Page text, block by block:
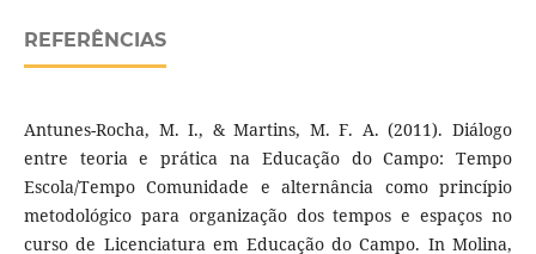
REFERÊNCIAS
Antunes-Rocha, M. I., & Martins, M. F. A. (2011). Diálogo
entre teoria e prática na Educação do Campo: Tempo
Escola/Tempo Comunidade e alternância como princípio
metodológico para organização dos tempos e espaços no
curso de Licenciatura em Educação do Campo. In Molina,